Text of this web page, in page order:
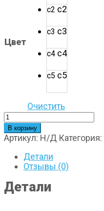
Цвет
с2 с2
с3 с3
с4 с4
с5 с5
Очистить
Количество
товара
Bulfinch
8039
В корзину
Артикул: Н/Д Категория:
Детали
Отзывы (0)
Детали